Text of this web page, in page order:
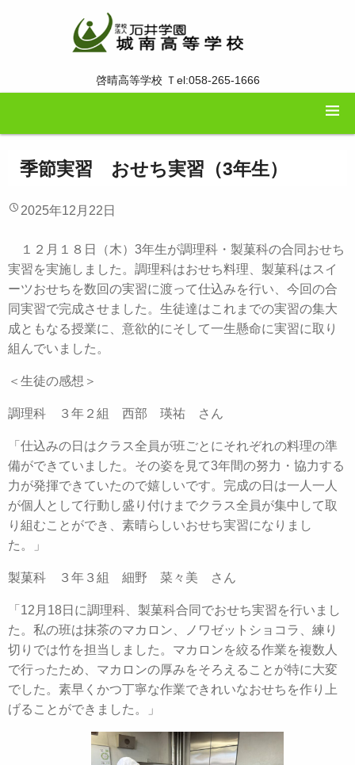
啓晴高等学校 Ｔel:058-265-1666
季節実習 おせち実習（3年生）
2025年12月22日
１２月１８日（木）3年生が調理科・製菓科の合同おせち
実習を実施しました。調理科はおせち料理、製菓科はスイ
ーツおせちを数回の実習に渡って仕込みを行い、今回の合
同実習で完成させました。生徒達はこれまでの実習の集大
成ともなる授業に、意欲的にそして一生懸命に実習に取り
組んでいました。
＜生徒の感想＞
調理科 ３年２組 西部 瑛祐 さん
「仕込みの日はクラス全員が班ごとにそれぞれの料理の準
備ができていました。その姿を見て3年間の努力・協力する
力が発揮できていたので嬉しいです。完成の日は一人一人
が個人として行動し盛り付けまでクラス全員が集中して取
り組むことができ、素晴らしいおせち実習になりまし
た。」
製菓科 ３年３組 細野 菜々美 さん
「12月18日に調理科、製菓科合同でおせち実習を行いまし
た。私の班は抹茶のマカロン、ノワゼットショコラ、練り
切りでは竹を担当しました。マカロンを絞る作業を複数人
で行ったため、マカロンの厚みをそろえることが特に大変
でした。素早くかつ丁寧な作業できれいなおせちを作り上
げることができました。」